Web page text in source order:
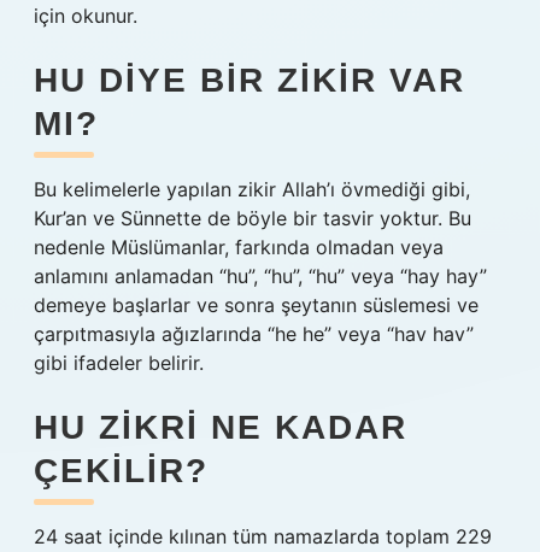
için okunur.
HU DIYE BIR ZIKIR VAR
MI?
Bu kelimelerle yapılan zikir Allah’ı övmediği gibi,
Kur’an ve Sünnette de böyle bir tasvir yoktur. Bu
nedenle Müslümanlar, farkında olmadan veya
anlamını anlamadan “hu”, “hu”, “hu” veya “hay hay”
demeye başlarlar ve sonra şeytanın süslemesi ve
çarpıtmasıyla ağızlarında “he he” veya “hav hav”
gibi ifadeler belirir.
HU ZIKRI NE KADAR
ÇEKILIR?
24 saat içinde kılınan tüm namazlarda toplam 229